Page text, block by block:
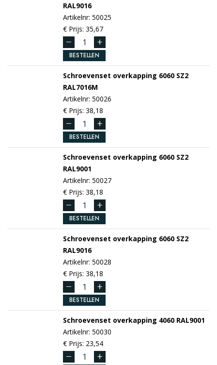
RAL9016
Artikelnr: 50025
€ Prijs: 35,67
BESTELLEN
Schroevenset overkapping 6060 SZ2
RAL7016M
Artikelnr: 50026
€ Prijs: 38,18
BESTELLEN
Schroevenset overkapping 6060 SZ2
RAL9001
Artikelnr: 50027
€ Prijs: 38,18
BESTELLEN
Schroevenset overkapping 6060 SZ2
RAL9016
Artikelnr: 50028
€ Prijs: 38,18
BESTELLEN
Schroevenset overkapping 4060 RAL9001
Artikelnr: 50030
€ Prijs: 23,54